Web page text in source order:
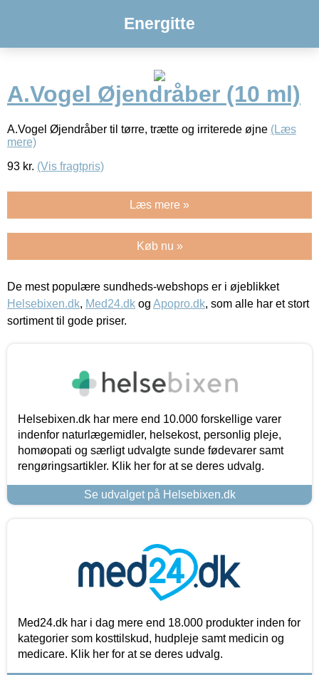
Energitte
A.Vogel Øjendråber (10 ml)
A.Vogel Øjendråber til tørre, trætte og irriterede øjne (Læs
mere)
93 kr. (Vis fragtpris)
Læs mere »
Køb nu »
De mest populære sundheds-webshops er i øjeblikket
Helsebixen.dk, Med24.dk og Apopro.dk, som alle har et stort
sortiment til gode priser.
Helsebixen.dk har mere end 10.000 forskellige varer
indenfor naturlægemidler, helsekost, personlig pleje,
homøopati og særligt udvalgte sunde fødevarer samt
rengøringsartikler. Klik her for at se deres udvalg.
Se udvalget på Helsebixen.dk
Med24.dk har i dag mere end 18.000 produkter inden for
kategorier som kosttilskud, hudpleje samt medicin og
medicare. Klik her for at se deres udvalg.